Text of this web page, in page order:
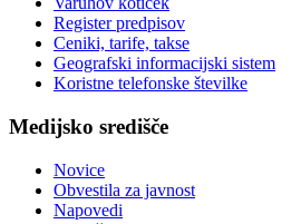
Register predpisov
Ceniki, tarife, takse
Geografski informacijski sistem
Koristne telefonske številke
Medijsko središče
Novice
Obvestila za javnost
Napovedi